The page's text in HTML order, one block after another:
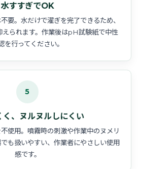
水すすぎでOK
要。水だけで濯ぎを完了できるため、
えられます。作業後はpH試験紙で中性
を行ってください。
5
く、ヌルヌルしにくい
使用。噴霧時の刺激や作業中のヌメリ
も扱いやすい、作業者にやさしい使用
感です。